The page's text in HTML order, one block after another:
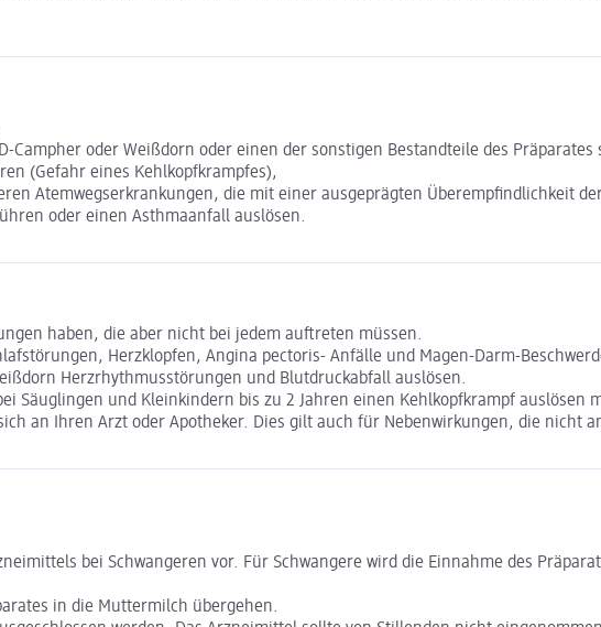
Campher oder Weißdorn oder einen der sonstigen Bestandteile des Präparates
(Gefahr eines Kehlkopfkrampfes),
Atemwegserkrankungen, die mit einer ausgeprägten Überempfindlichkeit
oder einen Asthmaanfall auslösen.
haben, die aber nicht bei jedem auftreten müssen.
Herzklopfen, Angina pectoris- Anfälle und Magen-Darm-
Herzrhythmusstörungen und Blutdruckabfall auslösen.
Säuglingen und Kleinkindern bis zu 2 Jahren einen Kehlkopfkrampf auslösen
an Ihren Arzt oder Apotheker. Dies gilt auch für Nebenwirkungen, die nicht
bei Schwangeren vor. Für Schwangere wird die Einnahme des
in die Muttermilch übergehen.